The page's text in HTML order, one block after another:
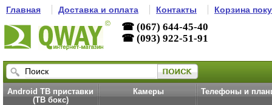
Главная Доставка и оплата Контакты Корзина
☎ (067) 644-45-40
☎ (093) 922-51-91
Android ТВ приставки
(ТВ бокс)
Камеры Телефоны и